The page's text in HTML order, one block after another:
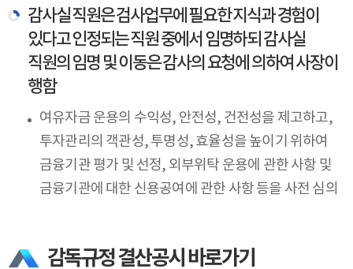
감사실 직원은 검사업무에 필요한 지식과 경험이
있다고 인정되는 직원 중에서 임명하되 감사실
직원의 임명 및 이동은 감사의 요청에 의하여 사장이
행함
여유자금 운용의 수익성, 안전성, 건전성을 제고하고,
투자관리의 객관성, 투명성, 효율성을 높이기 위하여
금융기관 평가 및 선정, 외부위탁 운용에 관한 사항 및
금융기관에 대한 신용공여에 관한 사항 등을 사전 심의
감독규정 결산공시 바로가기